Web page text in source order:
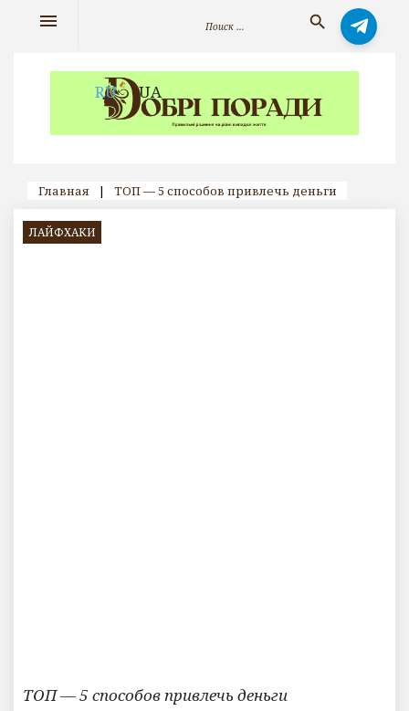
RU UA
search
menu
Главная | ТОП — 5 способов привлечь деньги
ЛАЙФХАКИ
ТОП — 5 способов привлечь деньги